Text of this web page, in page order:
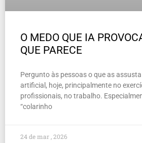
O MEDO QUE IA
QUE PARECE
Pergunto às pessoas o que as
artificial, hoje, principalmente no
profissionais, no trabalho.
“colarinho
24 de mar , 2026